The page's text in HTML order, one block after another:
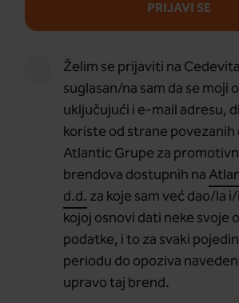
PRIJAVI SE
Želim se prijaviti na
suglasan/na sam da se moji
uključujući i e-mail adresu,
koriste od strane
Atlantic Grupe za
brendova dostupnih na
d.d. za koje sam već dao/la
kojoj osnovi dati neke svoje
podatke, i to za svaki
periodu do opoziva
upravo taj brend.